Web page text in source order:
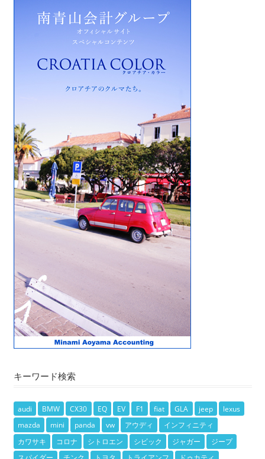
キーワード検索
audi BMW CX30 EQ EV F1 fiat GLA jeep
lexus
mazda
mini panda vw アウディ
インフィニティ
カワサキ
コロナ シトロエン シビック ジャガー
ジープ